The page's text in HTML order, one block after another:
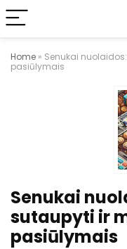
Home » Senukai
pasiūlymais
Senukai
sutaupyti ir
pasiūlymais